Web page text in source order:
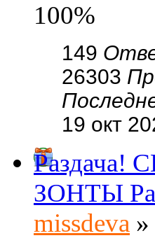
100%
149
26303
19 окт
Раздача!
ЗОНТЫ
missdeva